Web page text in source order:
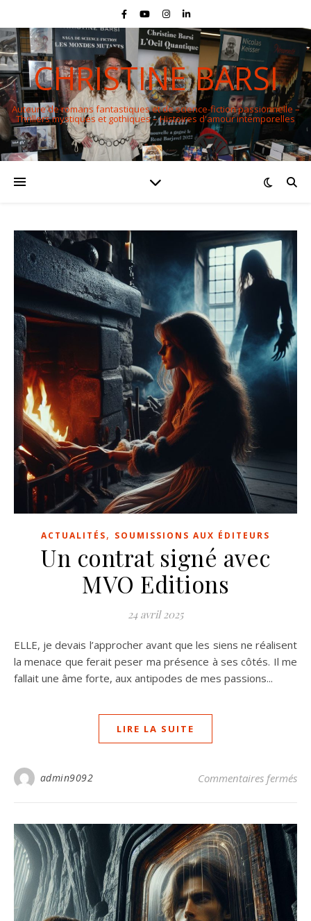
CHRISTINE BARSI
Auteure de romans fantastiques et de science-fiction passionnelle –
Thrillers mystiques et gothiques – Histoires d'amour intemporelles
ACTUALITÉS, SOUMISSIONS AUX ÉDITEURS
Un contrat signé avec
MVO Editions
24 avril 2025
ELLE, je devais l’approcher avant que les siens ne réalisent
la menace que ferait peser ma présence à ses côtés. Il me
fallait une âme forte, aux antipodes de mes passions...
LIRE LA SUITE
admin9092 Commentaires fermés